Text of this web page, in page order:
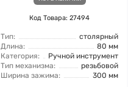
Код Товара: 27494
Тип:
столярный
Длина:
80 мм
Категория:
Ручной инструмент
Тип механизма:
резьбовой
Ширина зажима:
300 мм